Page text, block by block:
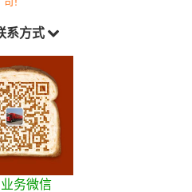
系方式
务微信